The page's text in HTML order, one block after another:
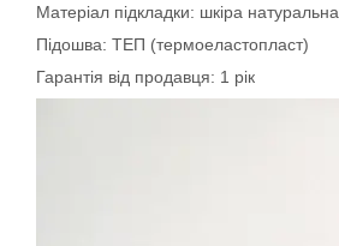
Матеріал підкладки: шкіра натуральна
Підошва: ТЕП (термоеластопласт)
Гарантія від продавця: 1 рік